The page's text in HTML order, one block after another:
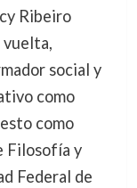
Ribeiro
vuelta,
social y
como
como
Filosofía y
Federal de